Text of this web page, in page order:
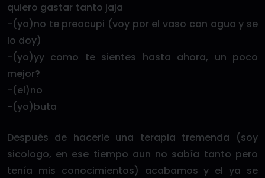
quiero gastar tanto jaja
-(yo)no te preocupi (voy por el vaso con agua y se
lo doy)
-(yo)yy como te sientes hasta ahora, un poco
mejor?
-(el)no
-(yo)buta
Después de hacerle una terapia tremenda (soy
sicologo, en ese tiempo aun no sabía tanto pero
tenía mis conocimientos) acabamos y el ya se